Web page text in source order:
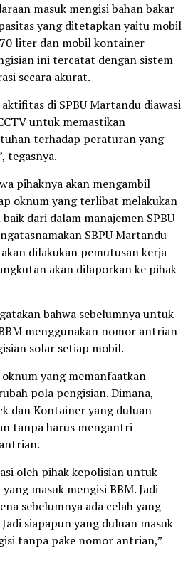
masuk mengisi bahan bakar
yang ditetapkan yaitu mobil
liter dan mobil kontainer
ini tercatat dengan sistem
secara akurat.
di SPBU Martandu diawasi
untuk memastikan
terhadap peraturan yang
tegasnya.
pihaknya akan mengambil
oknum yang terlibat melakukan
dari dalam manajemen SPBU
SBPU Martandu
dilakukan pemutusan kerja
akan dilaporkan ke pihak
bahwa sebelumnya untuk
menggunakan nomor antrian
solar setiap mobil.
yang memanfaatkan
pola pengisian. Dimana,
dan Kontainer yang duluan
tanpa harus mengantri
oleh pihak kepolisian untuk
masuk mengisi BBM. Jadi
sebelumnya ada celah yang
siapapun yang duluan masuk
tanpa pake nomor antrian,”